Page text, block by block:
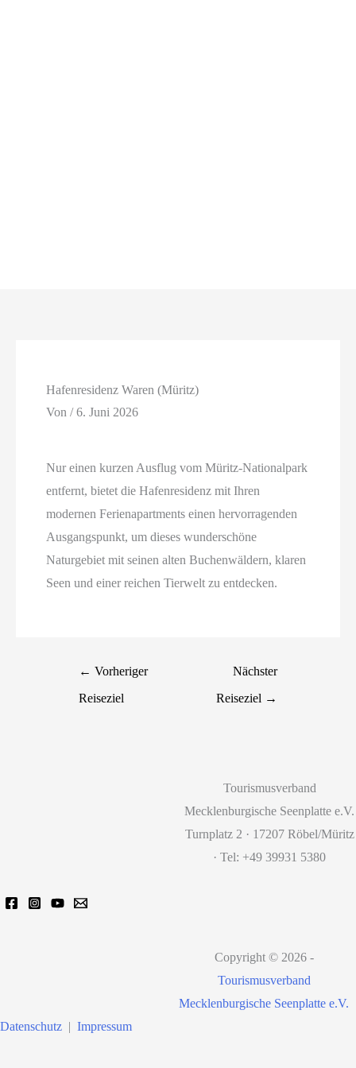
Hafenresidenz Waren (Müritz)
Von/6. Juni 2026
Nur einen kurzen Ausflug vom Müritz-Nationalpark
entfernt, bietet die Hafenresidenz mit Ihren
modernen Ferienapartments einen hervorragenden
Ausgangspunkt, um dieses wunderschöne
Naturgebiet mit seinen alten Buchenwäldern, klaren
Seen und einer reichen Tierwelt zu entdecken.
← Vorheriger
Reiseziel
Nächster
Reiseziel →
Tourismusverband
Mecklenburgische Seenplatte e.V.
Turnplatz 2 · 17207 Röbel/Müritz
· Tel: +49 39931 5380
Copyright © 2026 -
Tourismusverband
Mecklenburgische Seenplatte e.V.
Datenschutz | Impressum